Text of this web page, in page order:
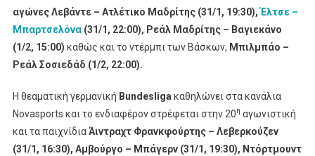
αγώνες Λεβάντε – Ατλέτικο Μαδρίτης (31/1, 19:30),Έλτσε –
Μπαρτσελόνα(31/1, 22:00), Ρεάλ Μαδρίτης – Βαγιεκάνο
(1/2, 15:00) καθώς και το ντέρμπι των Βάσκων, Μπιλμπάο –
Ρεάλ Σοσιεδάδ (1/2, 22:00).
Η θεαματική γερμανική Bundesliga καθηλώνει στα κανάλια
Novasports και το ενδιαφέρον στρέφεται στην 20η αγωνιστική
και τα παιχνίδιαΆιντραχτ Φρανκφούρτης – Λεβερκούζεν
(31/1, 16:30), Αμβούργο – Μπάγερν (31/1, 19:30), Ντόρτμουντ